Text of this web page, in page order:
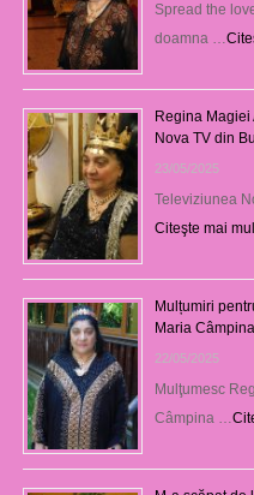
Spread the
doamna …
Regina
Nova TV din
23/05/2025
Televiziunea
Citeşte mai
Mulțumiri
Maria
22/05/2025
Mulţumesc
Câmpina …